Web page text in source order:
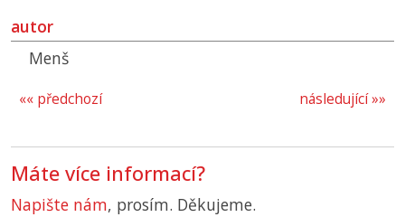
autor
Menš
následující »»
«« předchozí
Máte více informací?
Napište nám, prosím. Děkujeme.